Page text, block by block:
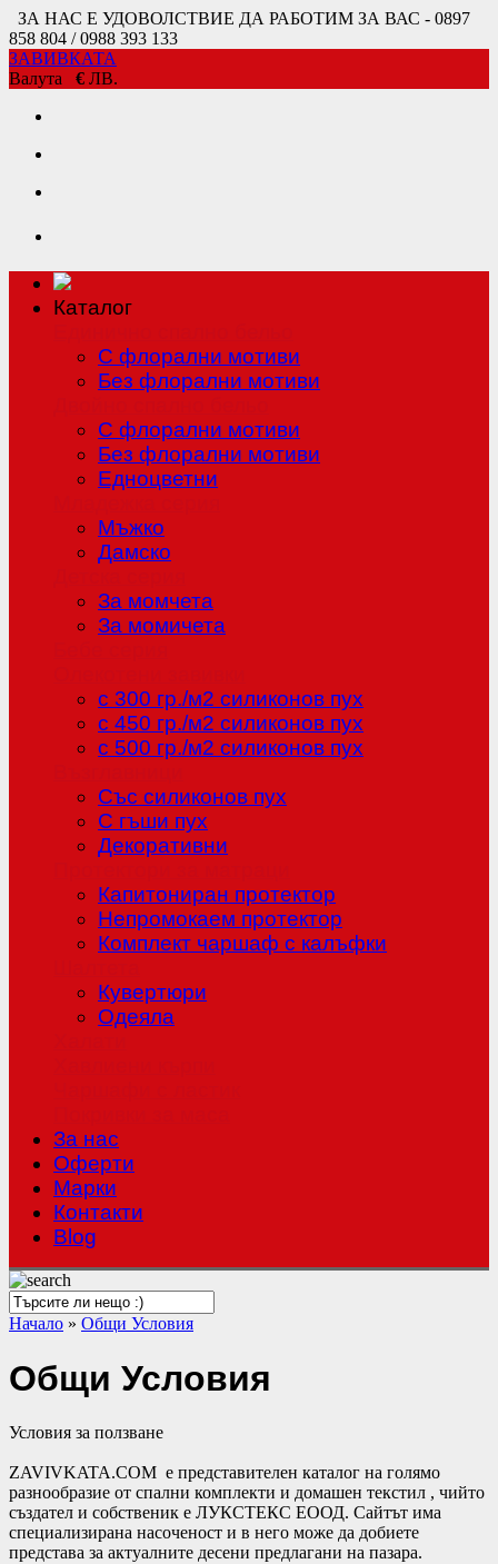
ЗА НАС Е УДОВОЛСТВИЕ ДА РАБОТИМ ЗА ВАС - 0897
858 804 / 0988 393 133
ЗАВИВКАТА
Валута € ЛВ.
Каталог
С флорални мотиви
Без флорални мотиви
С флорални мотиви
Без флорални мотиви
Едноцветни
Мъжко
Дамско
За момчета
За момичета
с 300 гр./м2 силиконов пух
с 450 гр./м2 силиконов пух
с 500 гр./м2 силиконов пух
Със силиконов пух
С гъши пух
Декоративни
Капитониран протектор
Непромокаем протектор
Комплект чаршаф с калъфки
Кувертюри
Одеяла
За нас
Оферти
Mарки
Контакти
Blog
Начало » Общи Условия
Общи Условия
Условия за ползване
ZAVIVKATA.COM e представителен каталог на голямо
разнообразие от спални комплекти и домашен текстил , чийто
създател и собственик е ЛУКСТЕКС ЕООД. Сайтът има
специализирана насоченост и в него може да добиете
представа за актуалните десени предлагани на пазара.